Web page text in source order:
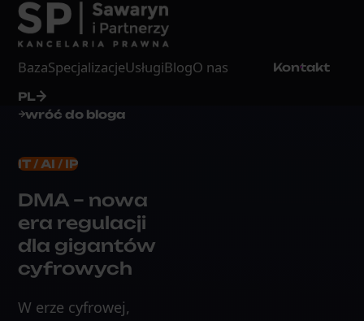
BazaSpecjalizacjeUsługiBlogO nas Kontakt
PL
wróć do bloga
IT / AI / IP
DMA – nowa
era regulacji
dla gigantów
cyfrowych
W erze cyfrowej,